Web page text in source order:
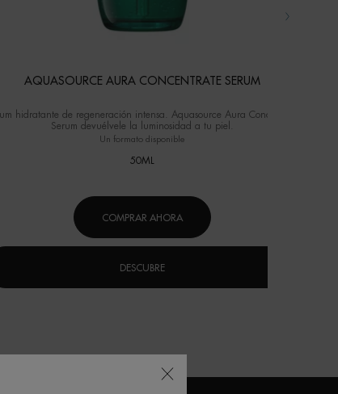
AQUASOURCE AURA CONCENTRATE SERUM
hidratante de regeneración intensa. Aquasource Aura Concentrate
Serum devuélvele la luminosidad a tu piel.
Un formato disponible
50ML
COMPRAR AHORA
DESCUBRE